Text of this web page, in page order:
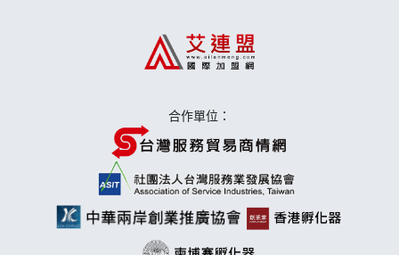
莫尼早餐Morni加盟說明會
合作單位：